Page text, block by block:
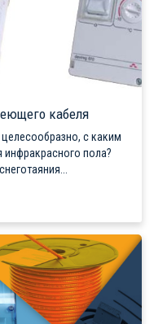
кабеля
с каким
пола?